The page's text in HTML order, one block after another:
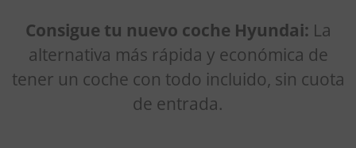
Consigue tu nuevo coche Hyundai: La
alternativa más rápida y económica de
tener un coche con todo incluido, sin cuota
de entrada.